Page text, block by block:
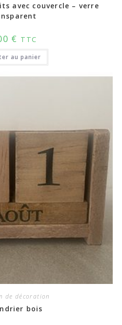
avec couvercle – verre
€ TTC
au panier
de décoration
bois